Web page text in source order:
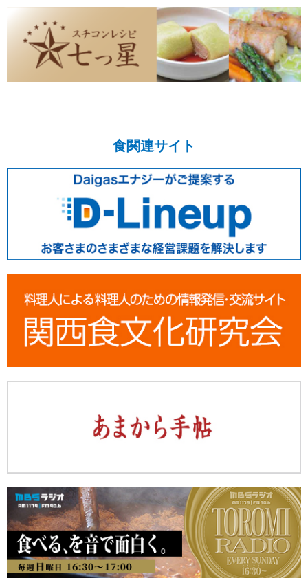
食関連サイト